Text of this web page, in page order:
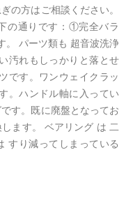
の方はご相談ください。
の通りです：①完全バラ
パーツ類も 超音波洗浄
汚れもしっかりと落とせ
です。ワンウェイクラッ
。ハンドル軸に入ってい
す。既に廃盤となってお
ます。 ベアリング は 二
すり減ってしまっている